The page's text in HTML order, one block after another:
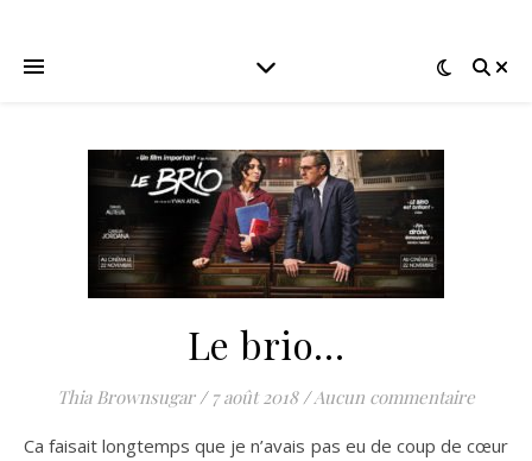
Le brio…
Thia Brownsugar / 7 août 2018 /Aucun commentaire
Ca faisait longtemps que je n’avais pas eu de coup de cœur